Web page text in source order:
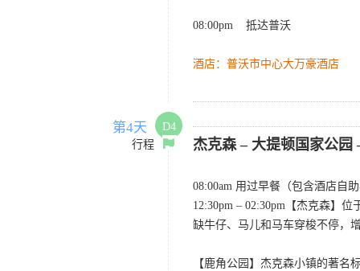
08:00pm 抵达普沃
酒店：普沃市中心大万豪酒店
第4天
D4
行程
杰克森 – 大提顿国家公园
08:00am 用过早餐（包含酒店自
12:30pm – 02:30pm【杰克森】
缺牛仔、马儿和马车穿梭不停，
【鹿角公园】杰克森小镇的著名